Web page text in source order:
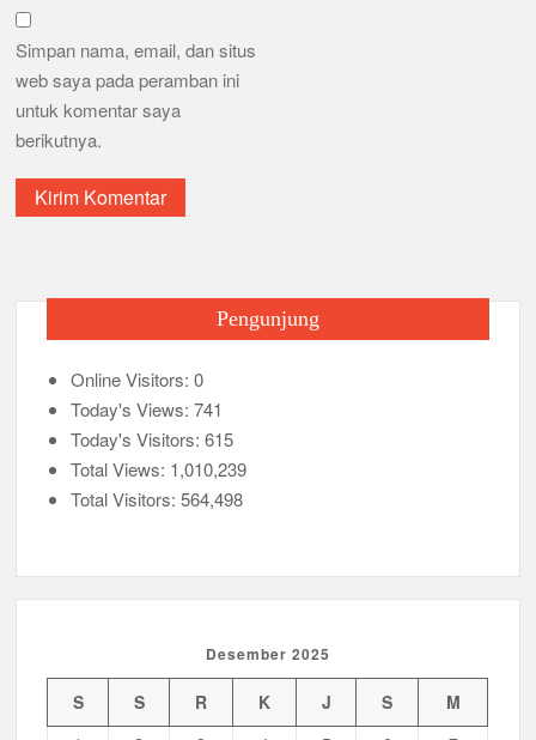
Simpan nama, email, dan situs
web saya pada peramban ini
untuk komentar saya
berikutnya.
Pengunjung
Online Visitors:0
Today's Views:741
Today's Visitors:615
Total Views: 1,010,239
Total Visitors:564,498
Desember 2025
S S R K J S
M